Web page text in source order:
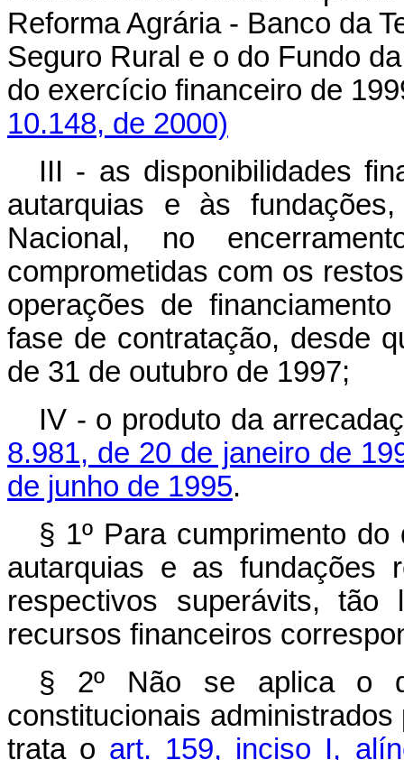
Reforma Agrária - Banco da
Seguro Rural e o do Fundo
do exercício financeiro de
10.148, de 2000)
III - as disponibilidades
autarquias e às
Nacional, no
comprometidas com os
operações de
fase de contratação, desde
de 31 de outubro de 1997;
IV - o produto da
8.981, de 20 de janeiro de
de junho de 1995.
§ 1º Para cumprimento
autarquias e as fundações
respectivos superávits,
recursos financeiros
§ 2º Não se aplica o
constitucionais
trata o art. 159, inciso I,